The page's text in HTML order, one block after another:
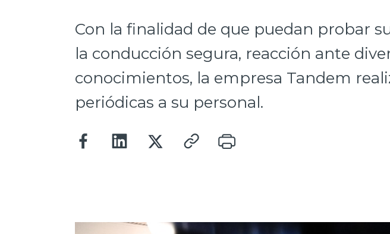
Con la finalidad de que puedan probar
la conducción segura, reacción ante
conocimientos, la empresa Tandem
periódicas a su personal.